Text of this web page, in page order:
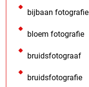
bijbaan fotografie
bloem fotografie
bruidsfotograaf
bruidsfotografie